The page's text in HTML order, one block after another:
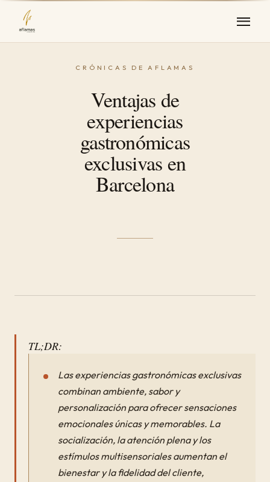
Ventajas de
experiencias
gastronómicas
exclusivas en
Barcelona
TL;DR:
Las experiencias gastronómicas exclusivas
combinan ambiente, sabor y
personalización para ofrecer sensaciones
emocionales únicas y memorables. La
socialización, la atención plena y los
estímulos multisensoriales aumentan el
bienestar y la fidelidad del cliente,